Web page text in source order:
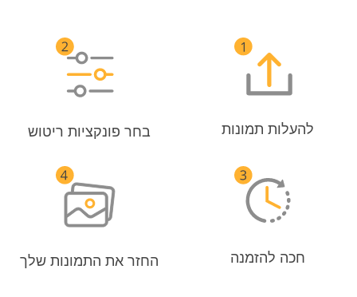
להעלות תמונות בחר פונקציות ריטוש
חכה להזמנה החזר את התמונות שלך